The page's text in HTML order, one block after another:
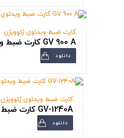
کارت ضبط ویدئوی ژئوویژن
GV 900 A کارت ضبط ویدئوی ژئوویژن
دانلود
کارت ضبط ویدئوی ژئوویژن
GV-1240A کارت ضبط ویدئوی ژئوویژن
دانلود